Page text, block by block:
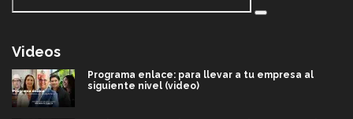
Videos
Programa enlace: para llevar a tu empresa al
siguiente nivel (video)